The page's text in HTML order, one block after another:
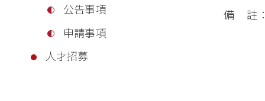
公告事項
申請事項
人才招募
備 註